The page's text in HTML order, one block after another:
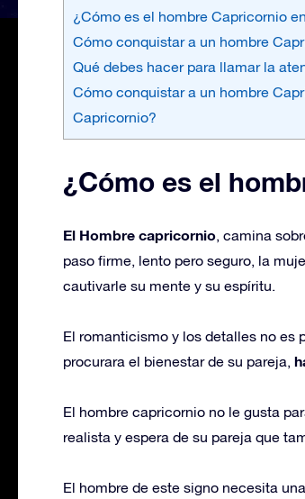
¿Cómo es el hombre Capricornio
Cómo conquistar a un hombre
Qué debes hacer para llamar la
Cómo conquistar a un hombre
Capricornio?
¿Cómo es el
El Hombre capricornio, camina
paso firme, lento pero seguro, la
cautivarle su mente y su espíritu.
El romanticismo y los detalles no es
procurara el bienestar de su pareja,
El hombre capricornio no le gusta
realista y espera de su pareja que
El hombre de este signo necesita